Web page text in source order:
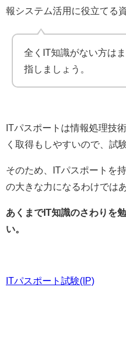
報システム活用に役立てる
全くIT知識がない方は
指しましょう。
ITパスポートは情報処理技
く取得もしやすいので、試
そのため、ITパスポートを
の大きな力になるわけでは
あくまでIT知識のさわりを
い。
ITパスポート試験(IP)